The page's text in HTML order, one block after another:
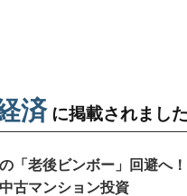
済に掲載されました
「老後ビンボー」回避へ！
古マンション投資